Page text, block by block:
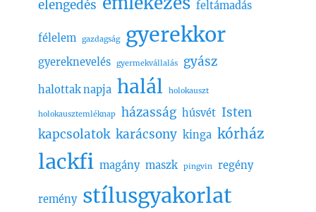
elengedés feltámadás
félelem gazdagság gyerekkor
gyereknevelés gyermekvállalás gyász
halottak napja halál holokauszt
holokausztemléknap házasság húsvét Isten
kapcsolatok karácsony kinga kórház
lackfi magány maszk pingvin regény
remény stílusgyakorlat